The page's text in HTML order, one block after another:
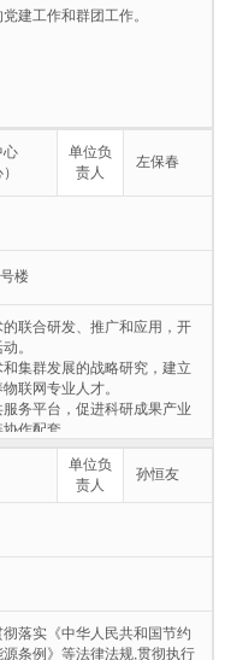
建工作和群团工作。
心
单位负
责人
左保春
楼
的联合研发、推广和应用，开
。
和集群发展的战略研究，建立
联网专业人才。
服务平台，促进科研成果产业
作配套。
域的龙头企业和成长型企
。
览会等重要行业展会。
设发展资金。
单位负
责人
孙恒友
彻落实《中华人民共和国节约
条例》等法律法规,贯彻执行